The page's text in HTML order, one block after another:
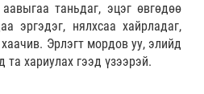
таньдаг, эцэг өвгөдөө
эргэдэг, нялхсаа хайрладаг,
Эрлэгт мордов уу, элийд
та хариулах гээд үзээрэй.